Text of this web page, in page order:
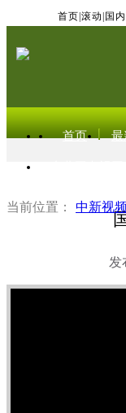
首页 滚动 国内
首页 最
当前位置： 中新视频
发